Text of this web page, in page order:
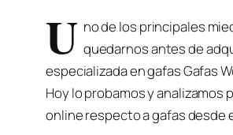
U no de los principales
quedarnos antes de
especializada en gafas Gafas
Hoy lo probamos y
online respecto a gafas desde